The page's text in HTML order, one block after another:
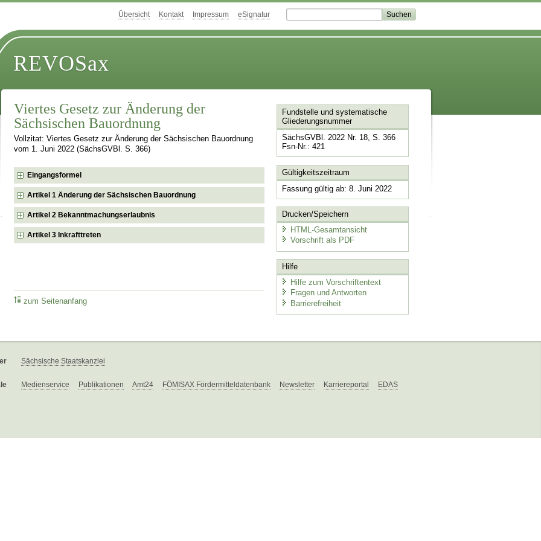
Übersicht Kontakt Impressum eSignatur
REVOSax
Viertes Gesetz zur Änderung der
Sächsischen Bauordnung
Vollzitat: Viertes Gesetz zur Änderung der Sächsischen Bauordnung
vom 1. Juni 2022 (SächsGVBl. S. 366)
Eingangsformel
Artikel 1 Änderung der Sächsischen Bauordnung
Artikel 2 Bekanntmachungserlaubnis
Artikel 3 Inkrafttreten
zum Seitenanfang
Fundstelle und systematische
Gliederungsnummer
SächsGVBl. 2022 Nr. 18, S. 366
Fsn-Nr.: 421
Gültigkeitszeitraum
Fassung gültig ab: 8. Juni 2022
Drucken/Speichern
HTML-Gesamtansicht
Vorschrift als PDF
Hilfe
Hilfe zum Vorschriftentext
Fragen und Antworten
Barrierefreiheit
Sächsische Staatskanzlei
Medienservice Publikationen Amt24 FÖMISAX Fördermitteldatenbank Newsletter Karriereportal EDAS